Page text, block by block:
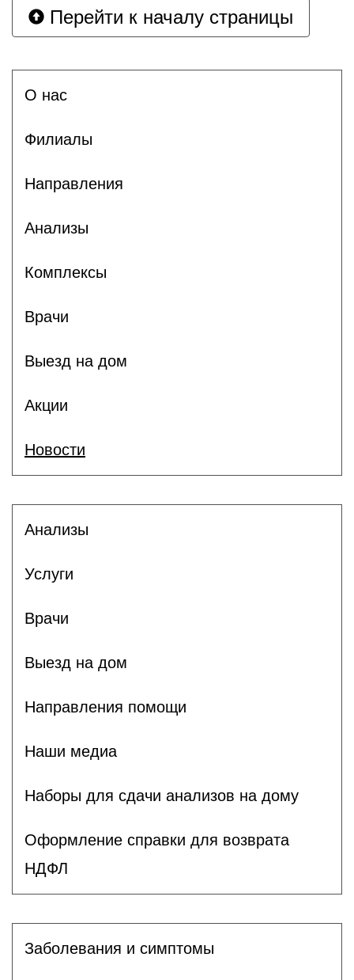
Перейти к началу страницы
О нас
Филиалы
Направления
Анализы
Комплексы
Врачи
Выезд на дом
Акции
Новости
Анализы
Услуги
Врачи
Выезд на дом
Направления помощи
Наши медиа
Наборы для сдачи анализов на дому
Оформление справки для возврата
НДФЛ
Заболевания и симптомы